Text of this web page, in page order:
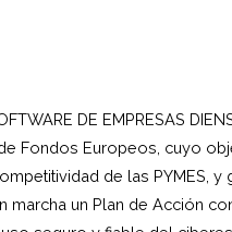
DE EMPRESAS
Fondos Europeos, cuyo
de las PYMES, y
marcha un Plan de Acción